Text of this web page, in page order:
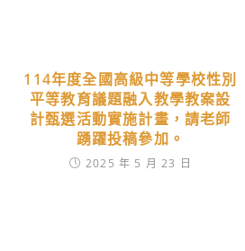
114年度全國高級中等學校性別
平等教育議題融入教學教案設
計甄選活動實施計畫，請老師
踴躍投稿參加。
2025 年 5 月 23 日